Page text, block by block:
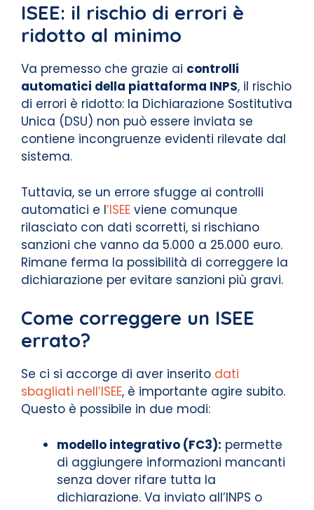
ISEE: il rischio di errori è
ridotto al minimo
Va premesso che grazie ai controlli
automatici della piattaforma INPS, il rischio
di errori è ridotto: la Dichiarazione Sostitutiva
Unica (DSU) non può essere inviata se
contiene incongruenze evidenti rilevate dal
sistema.
Tuttavia, se un errore sfugge ai controlli
automatici e l’ISEE viene comunque
rilasciato con dati scorretti, si rischiano
sanzioni che vanno da 5.000 a 25.000 euro.
Rimane ferma la possibilità di correggere la
dichiarazione per evitare sanzioni più gravi.
Come correggere un ISEE
errato?
Se ci si accorge di aver inserito dati
sbagliati nell’ISEE, è importante agire subito.
Questo è possibile in due modi:
modello integrativo (FC3): permette
di aggiungere informazioni mancanti
senza dover rifare tutta la
dichiarazione. Va inviato all’INPS o